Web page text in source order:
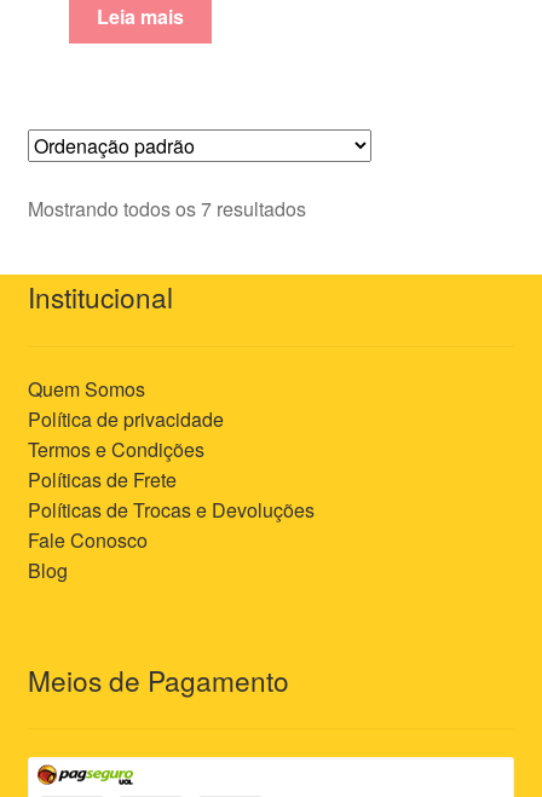
Leia mais
Mostrando todos os 7 resultados
Institucional
Quem Somos
Política de privacidade
Termos e Condições
Políticas de Frete
Políticas de Trocas e Devoluções
Fale Conosco
Blog
Meios de Pagamento